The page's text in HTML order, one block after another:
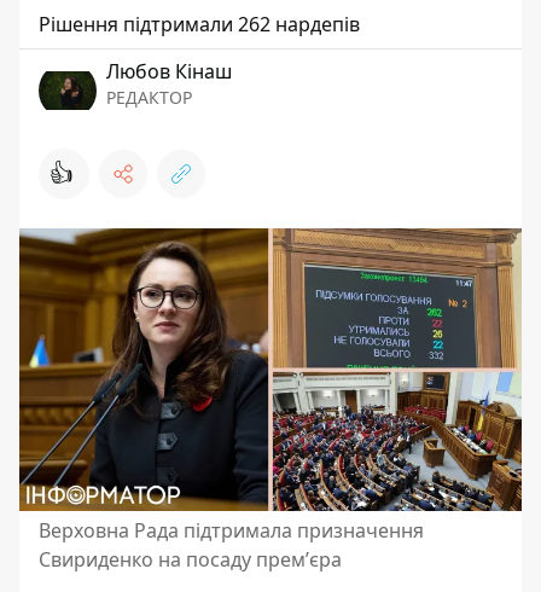
Рішення підтримали 262 нардепів
Любов Кінаш
РЕДАКТОР
👍
Верховна Рада підтримала призначення
Свириденко на посаду премʼєра